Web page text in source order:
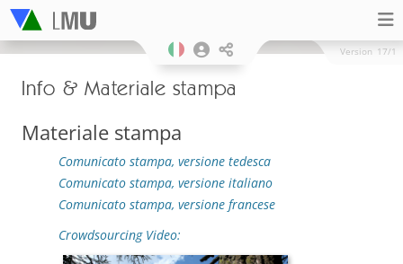
Version 17/1
Info & Materiale stampa
Materiale stampa
Comunicato stampa, versione tedesca
Comunicato stampa, versione italiano
Comunicato stampa, versione francese
Crowdsourcing Video: